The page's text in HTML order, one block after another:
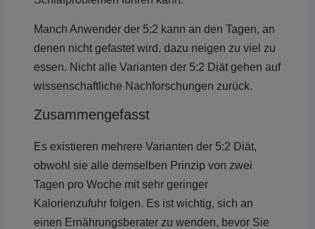
Manch Anwender der 5:2 kann an den Tagen, an
denen nicht gefastet wird, dazu neigen zu viel zu
essen. Nicht alle Varianten der 5:2 Diät gehen auf
wissenschaftliche Nachforschungen zurück.
Zusammengefasst
Es existieren mehrere Varianten der 5:2 Diät,
obwohl sie alle demselben Prinzip von zwei
Tagen pro Woche mit sehr geringer
Kalorienzufuhr folgen. Es ist wichtig, sich an
einen Ernährungsberater zu wenden, bevor Sie